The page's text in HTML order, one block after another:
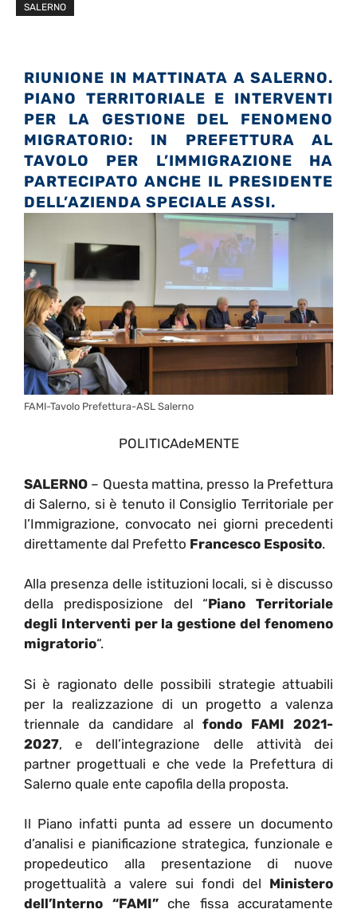
SALERNO
RIUNIONE IN MATTINATA A SALERNO.
PIANO TERRITORIALE E INTERVENTI
PER LA GESTIONE DEL FENOMENO
MIGRATORIO: IN PREFETTURA AL
TAVOLO PER L’IMMIGRAZIONE HA
PARTECIPATO ANCHE IL PRESIDENTE
DELL’AZIENDA SPECIALE ASSI.
FAMI-Tavolo Prefettura-ASL Salerno
POLITICAdeMENTE
SALERNO – Questa mattina, presso la Prefettura
di Salerno, si è tenuto il Consiglio Territoriale per
l’Immigrazione, convocato nei giorni precedenti
direttamente dal Prefetto Francesco Esposito.
Alla presenza delle istituzioni locali, si è discusso
della predisposizione del “Piano Territoriale
degli Interventi per la gestione del fenomeno
migratorio“.
Si è ragionato delle possibili strategie attuabili
per la realizzazione di un progetto a valenza
triennale da candidare al fondo FAMI 2021-
2027, e dell’integrazione delle attività dei
partner progettuali e che vede la Prefettura di
Salerno quale ente capofila della proposta.
Il Piano infatti punta ad essere un documento
d’analisi e pianificazione strategica, funzionale e
propedeutico alla presentazione di nuove
progettualità a valere sui fondi del Ministero
dell’Interno “FAMI”che fissa accuratamente